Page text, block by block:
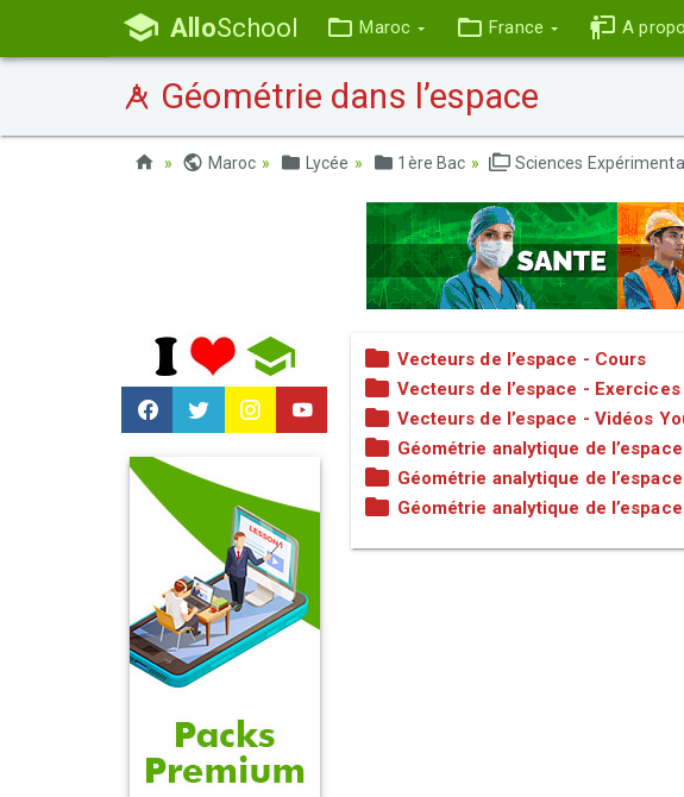
AlloSchool Maroc France A
Géométrie dans l’espace
Maroc Lycée 1ère Bac Sciences
Vecteurs de l’espace - Cours
Vecteurs de l’espace - Exercices
Vecteurs de l’espace - Vidéos
Géométrie analytique de
Géométrie analytique de
Géométrie analytique de